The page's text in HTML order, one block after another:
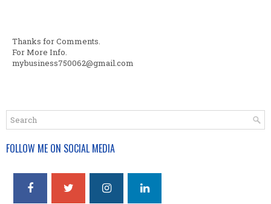
Thanks for Comments.
For More Info.
mybusiness750062@gmail.com
FOLLOW ME ON SOCIAL MEDIA